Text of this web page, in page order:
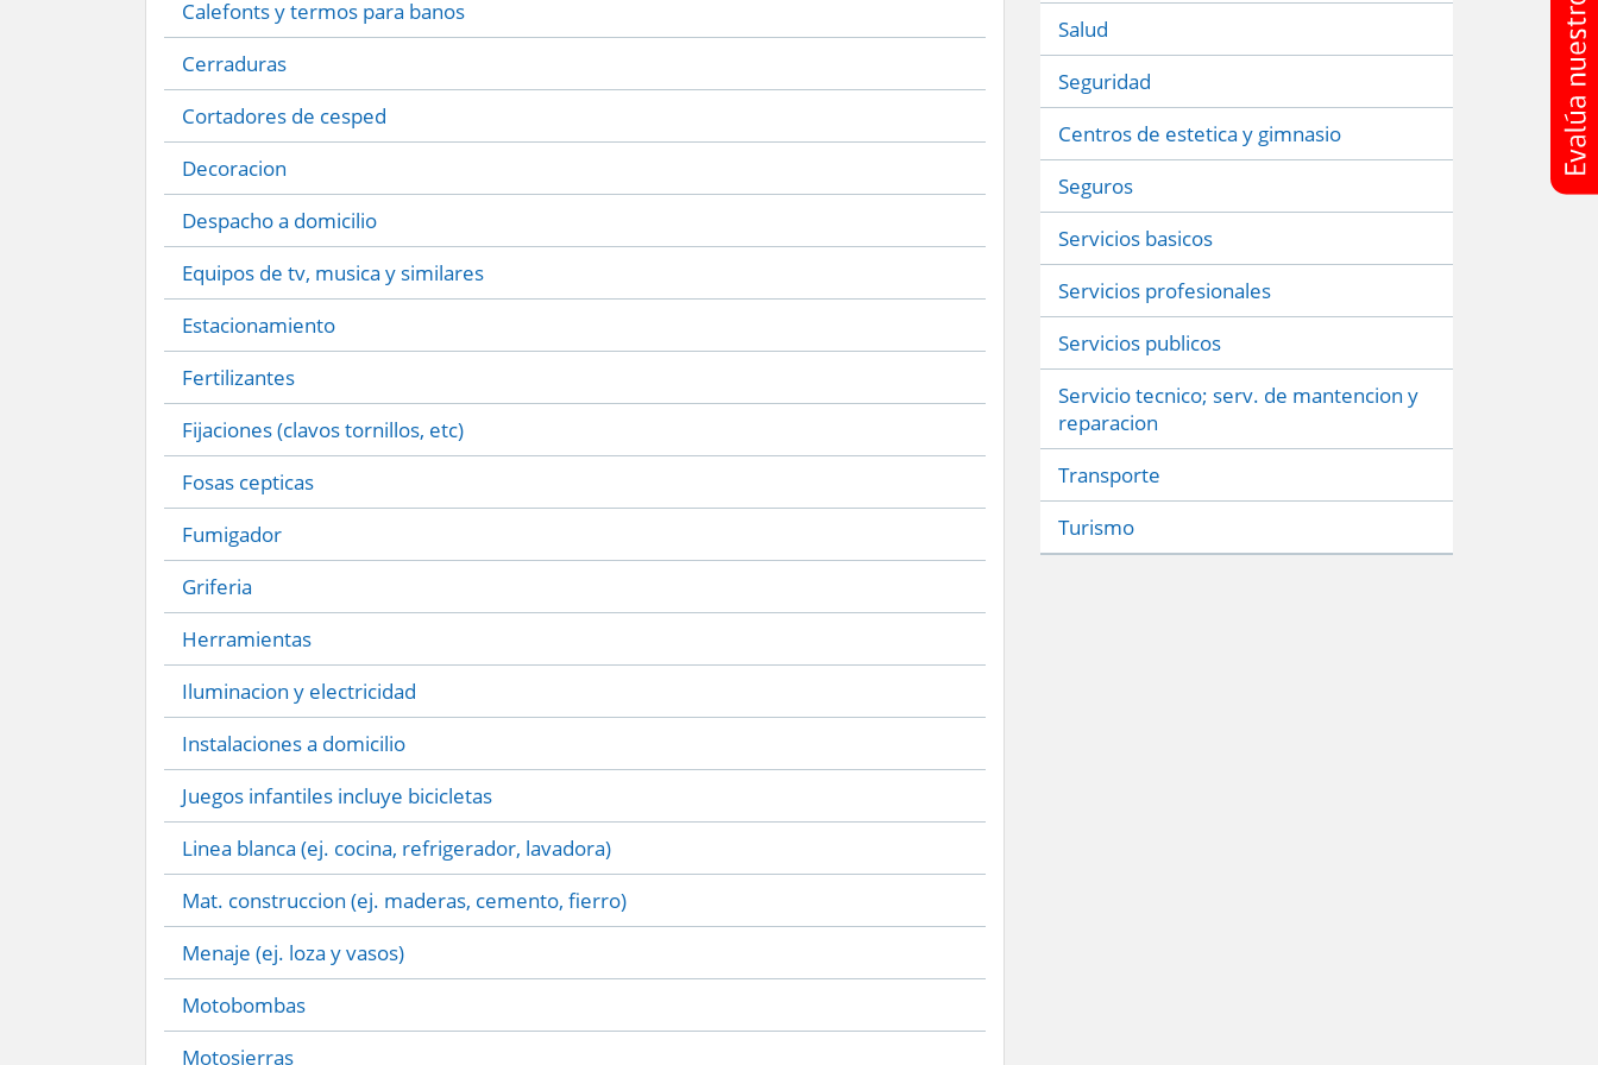
Calefonts y termos para banos
Cerraduras
Cortadores de cesped
Decoracion
Despacho a domicilio
Equipos de tv, musica y similares
Estacionamiento
Fertilizantes
Fijaciones (clavos tornillos, etc)
Fosas cepticas
Fumigador
Griferia
Herramientas
Iluminacion y electricidad
Instalaciones a domicilio
Juegos infantiles incluye bicicletas
Linea blanca (ej. cocina, refrigerador, lavadora)
Mat. construccion (ej. maderas, cemento, fierro)
Menaje (ej. loza y vasos)
Motobombas
Motosierras
Salud
Seguridad
Centros de estetica y gimnasio
Seguros
Servicios basicos
Servicios profesionales
Servicios publicos
Servicio tecnico; serv. de mantencion y
reparacion
Transporte
Turismo